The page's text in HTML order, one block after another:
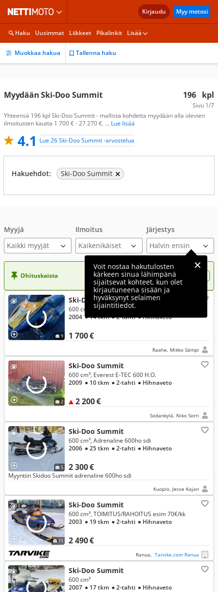
Kirjaudu Myy motosi
Haku Uusimmat Liikkeet Pikalinkit Lisää
Muokkaa hakua Tallenna haku
196 kpl
Sivu 1/7
Myydään Ski-Doo Summit
Yhteensä 196 kpl Ski-Doo Summit - mallista kohdetta myydään alla olevien
ilmoitusten kautta 1 700 € - 27 270 €. ... Lue lisää
4.1 Lue 26 Ski-Doo Summit -arvostelua
Hakuehdot: Ski-Doo Summit
Myyjä
Kaikki myyjät
Ilmoitus Järjestys
Voit nostaa hakutulosten
kärkeen sinua lähimpänä
sijaitsevat kohteet, kun olet
kirjautuneena sisään ja
hyväksynyt selaimen
sijaintitiedot.
Ohituskaista Nosta ilmoituksesi tähän?
9
Ski-Doo Summit
1 700 €
600 cm³
2004 ● 14 tkm● 2-tahti● Hihnaveto
Raahe, Mikko Sämpi
2
Ski-Doo Summit
2 200 €
600 cm³, Everest E-TEC 600 H.O.
2009 ● 10 tkm ● 2-tahti ● Hihnaveto
Sodankylä, Niko Sorri
5
Ski-Doo Summit
2 300 €
600 cm³, Adrenaline 600ho sdi
2006 ● 25 tkm ● 2-tahti ● Hihnaveto
Myyntiin Skidoo Summit adrenaline 600ho sdi
Kuopio, Jesse Kajan
11
Ski-Doo Summit
2 490 €
600 cm³, TOIMITUS/RAHOITUS esim 70€/kk
2003 ● 19 tkm ● 2-tahti ● Hihnaveto
Ranua, Tarvike.com Ranua
Ski-Doo Summit
600 cm³
2007 ● 17 tkm ● 2-tahti ● Hihnaveto